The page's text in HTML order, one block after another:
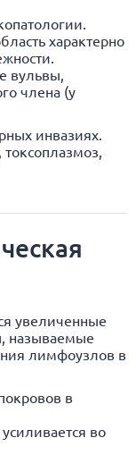
характерно
вульвы,
члена (у
инвазиях.
увеличенные
называемые
лимфоузлов в
в
во